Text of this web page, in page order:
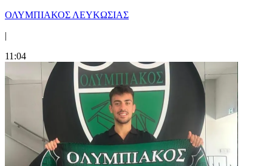
ΟΛΥΜΠΙΑΚΟΣ ΛΕΥΚΩΣΙΑΣ
|
11:04